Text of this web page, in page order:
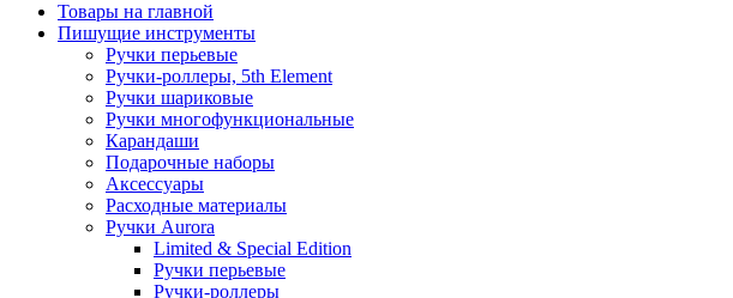
Товары на главной
Пишущие инструменты
Ручки перьевые
Ручки-роллеры, 5th Element
Ручки шариковые
Ручки многофункциональные
Карандаши
Подарочные наборы
Аксессуары
Расходные материалы
Ручки Aurora
Limited & Special Edition
Ручки перьевые
Ручки-роллеры